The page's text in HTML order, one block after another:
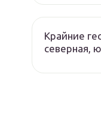
Крайние
северная,